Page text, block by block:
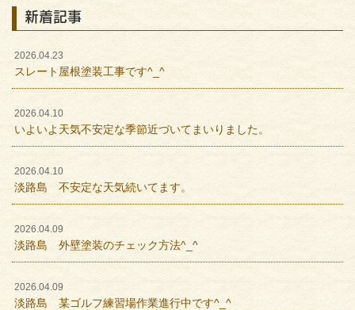
新着記事
2026.04.23
スレート屋根塗装工事です^_^
2026.04.10
いよいよ天気不安定な季節近づいてまいりました。
2026.04.10
淡路島 不安定な天気続いてます。
2026.04.09
淡路島 外壁塗装のチェック方法^_^
2026.04.09
淡路島 某ゴルフ練習場作業進行中です^_^